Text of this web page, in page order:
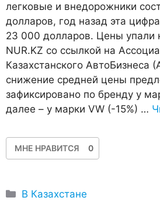
легковые и внедорожники
долларов, год назад эта
23 000 долларов. Цены упали
NUR.KZ со ссылкой на
Казахстанского АвтоБизнеса
снижение средней цены
зафиксировано по бренду у
далее – у марки VW (-15%) …
МНЕ НРАВИТСЯ 0
Рубрики
В Казахстане